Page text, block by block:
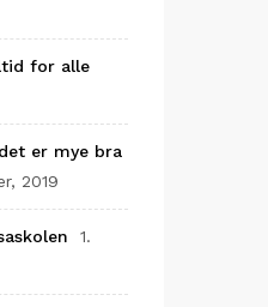
for alle
er mye bra
2019
1.